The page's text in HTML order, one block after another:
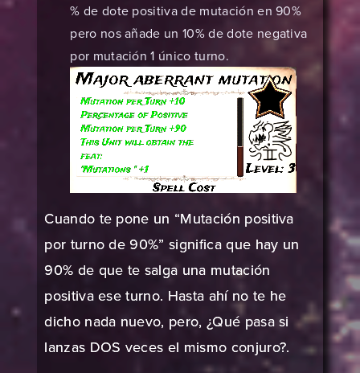
% de dote positiva de mutación en 90%
pero nos añade un 10% de dote negativa
por mutación 1 único turno.
Cuando te pone un “Mutación positiva
por turno de 90%” significa que hay un
90% de que te salga una mutación
positiva ese turno. Hasta ahí no te he
dicho nada nuevo, pero, ¿Qué pasa si
lanzas DOS veces el mismo conjuro?.